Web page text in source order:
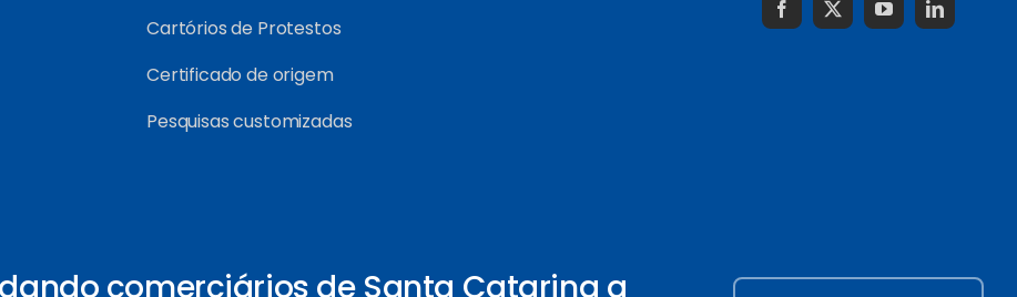
Cartórios de Protestos
Certificado de origem
Pesquisas customizadas
comerciários de Santa Catarina a